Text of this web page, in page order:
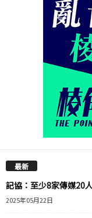
最新
記協：至少8家傳媒20
2025年05月22日